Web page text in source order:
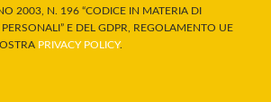
2003, N. 196 “CODICE IN MATERIA DI
E DEL GDPR, REGOLAMENTO UE
PRIVACY POLICY.